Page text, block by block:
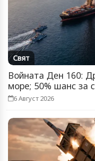
Свят
Войната Ден 160:
море; 50% шанс за
6 Август 2026